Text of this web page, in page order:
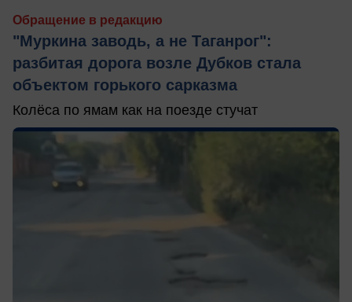
Обращение в редакцию
"Муркина заводь, а не Таганрог":
разбитая дорога возле Дубков стала
объектом горького сарказма
Колёса по ямам как на поезде стучат